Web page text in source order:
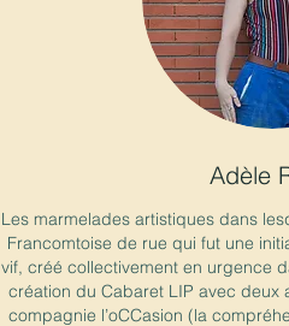
Adèle
Les marmelades artistiques dans
Francomtoise de rue qui fut une
vif, créé collectivement en urgence
création du Cabaret LIP avec deux
compagnie l’oCCasion (la